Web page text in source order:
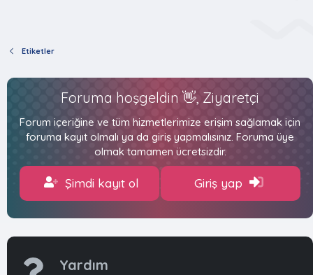
Etiketler
Foruma hoşgeldin 👋, Ziyaretçi
Forum içeriğine ve tüm hizmetlerimize erişim sağlamak için
foruma kayıt olmalı ya da giriş yapmalısınız. Foruma üye
olmak tamamen ücretsizdir.
Şimdi kayıt ol Giriş yap
Yardım